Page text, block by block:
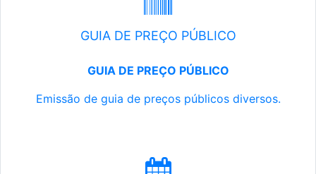
GUIA DE PREÇO PÚBLICO
GUIA DE PREÇO PÚBLICO
Emissão de guia de preços públicos diversos.